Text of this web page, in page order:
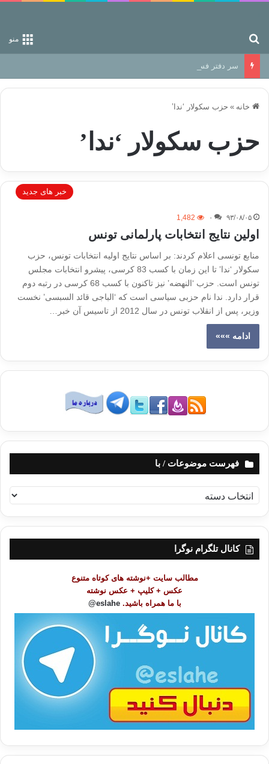
منو
سر دفتر فساد در زمین‌، دوری وکناره‌گیری از راه خداست‌!
خانه » حزب سکولار ‘ندا’
حزب سکولار ‘ندا’
خبر های جدید
۹۳/۰۸/۰۵ ۰ 1,482
اولین نتایج انتخابات پارلمانی تونس
منابع تونسی اعلام کردند: بر اساس نتایج اولیه انتخابات تونس، حزب
سکولار ‘ندا’ تا این زمان با کسب 83 کرسی، پیشرو انتخابات مجلس
تونس است. حزب ‘النهضه’ نیز تاکنون با کسب 68 کرسی در رتبه دوم
قرار دارد. ندا نام حزبی سیاسی است که ‘الباجی قائد السبسی’ نخست
وزیر، پس از انقلاب تونس در سال 2012 از تاسیس آن خبر…
ادامه »»»
فهرست موضوعات / با
ه
ر
کانال تلگرام نوگرا
مطالب سایت +نوشته های کوتاه متنوع
عکس + کلیپ + عکس نوشته
با ما همراه باشید. eslahe@